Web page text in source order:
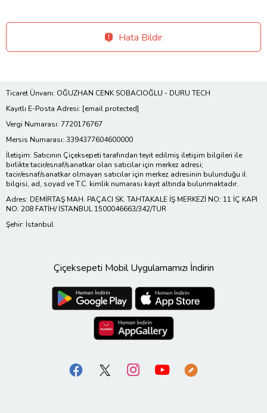
Hata Bildir
Ticaret Ünvanı: OĞUZHAN CENK SOBACIOĞLU - DURU TECH
Kayıtlı E-Posta Adresi: [email protected]
Vergi Numarası: 7720176767
Mersis Numarası: 3394377604600000
İletişim: Satıcının Çiçeksepeti tarafından teyit edilmiş iletişim bilgileri ile
birlikte tacir/esnaf/sanatkar olan satıcılar için merkez adresi;
tacir/esnaf/sanatkar olmayan satıcılar için merkez adresinin bulunduğu il
bilgisi, ad, soyad ve T.C. kimlik numarası kayıt altında bulunmaktadır.
Adres: DEMİRTAŞ MAH. PAÇACI SK. TAHTAKALE İŞ MERKEZİ NO: 11 İÇ KAPI
NO: 208 FATİH/ İSTANBUL 1500046663/342/TUR
Şehir: İstanbul
Çiçeksepeti Mobil Uygulamamızı İndirin